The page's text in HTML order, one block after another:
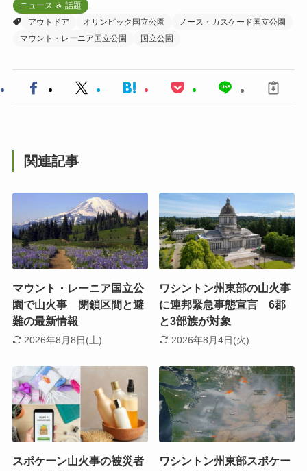
ニュース ＆ 話題
アウトドア
オリンピック国立公園
ノース・カスケード国立公園
マウント・レーニア国立公園
国立公園
関連記事
マウント・レーニア国立公
園で山火事 閉鎖区間と避
難の最新情報
2026年8月8日(土)
ワシントン州東部の山火事
に連邦緊急事態宣言 6郡
と3部族が対象
2026年8月4日(火)
スポケーン山火事の被災者
ワシントン州東部スポケー